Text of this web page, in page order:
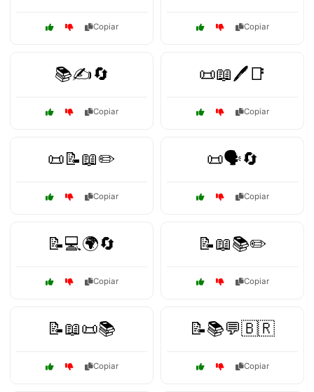
Copiar Copiar
📚✍️🔄
Copiar
📜📖🖊️📑
Copiar
📜📝📖✏️
Copiar
📜🗣️🔄
Copiar
📝💻🌍🔄
Copiar
📝📖📚✏️
Copiar
📝📖📜📚
Copiar
📝📚💬🇧🇷
Copiar